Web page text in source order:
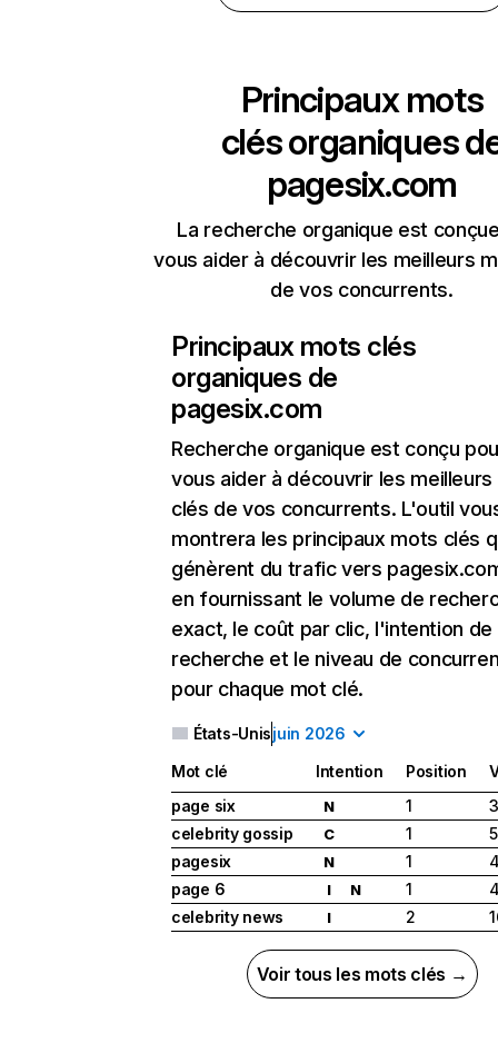
Principaux mots
clés organiques
pagesix.com
La recherche organique est
vous aider à découvrir les meilleurs
de vos concurrents.
Principaux mots clés
organiques de
pagesix.com
Recherche organique est conçu
vous aider à découvrir les
clés de vos concurrents. L'outil
montrera les principaux mots clés
génèrent du trafic vers
en fournissant le volume de
exact, le coût par clic, l'intention de
recherche et le niveau de
pour chaque mot clé.
États-Unisjuin 2026
Mot clé Intention Position
page six
N 1
celebrity gossip
C 1
pagesix
N 1
page 6
I N 1
celebrity news
I 2
Voir tous les mots clés →